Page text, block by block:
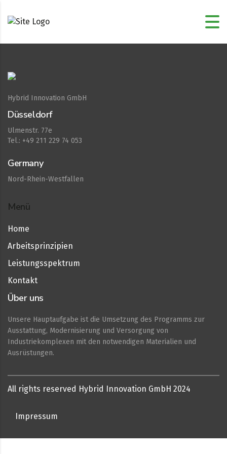
Hybrid Innovation GmbH
Düsseldorf
Ulmenstr. 77e
Tel.: +49 211 229 74 053
Germany
Nord-Rhein-Westfallen
Menü
Home
Arbeitsprinzipien
Leistungsspektrum
Kontakt
Über uns
Unsere Hauptaufgabe ist die Umsetzung des Programms zur
Ausstattung, Modernisierung und Versorgung von
Industriekomplexen mit den notwendigen Materialien und
Ausrüstungen.
All rights reserved Hybrid Innovation GmbH 2024
Impressum